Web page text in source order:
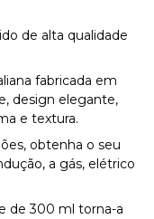
de alta qualidade
fabricada em
design elegante,
e textura.
obtenha o seu
a gás, elétrico
de 300 ml torna-a